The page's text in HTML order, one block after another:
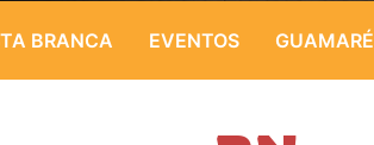
BRANCA EVENTOS GUAMARÉ